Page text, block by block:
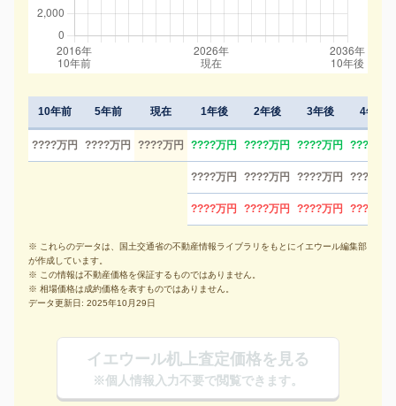
10年前 5年前 現在
????万円 ????万円 ????万円
1年後 2年後 3年後 4年後
????万円 ????万円 ????万円 ????万円
????万円 ????万円 ????万円 ????万円
????万円 ????万円 ????万円 ????万円
※ これらのデータは、国土交通省の不動産情報ライブラリをもとにイエウール編集部
が作成しています。
※ この情報は不動産価格を保証するものではありません。
※ 相場価格は成約価格を表すものではありません。
データ更新日: 2025年10月29日
イエウール机上査定価格を見る
※個人情報入力不要で閲覧できます。